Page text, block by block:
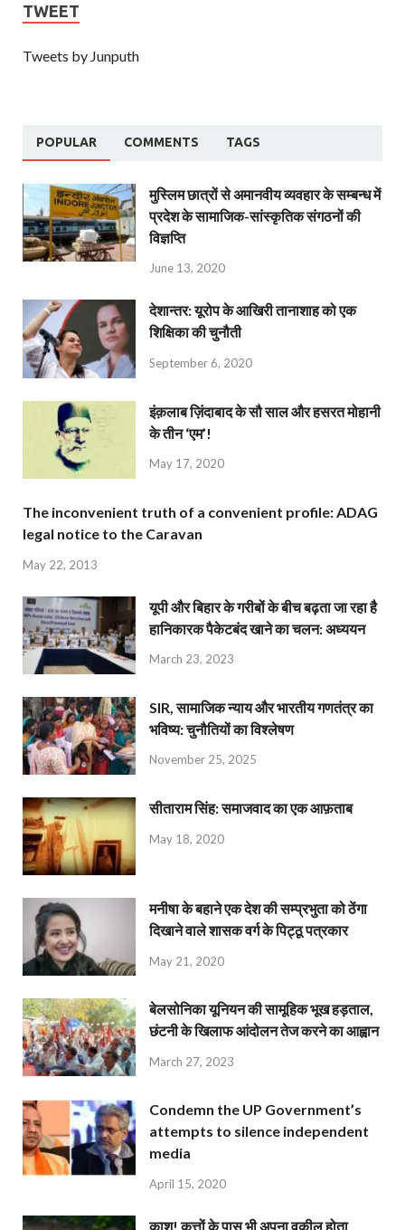
TWEET
Tweets by Junputh
POPULAR COMMENTS TAGS
मुस्लिम छात्रों से अमानवीय व्यवहार के सम्बन्ध में
प्रदेश के सामाजिक-सांस्कृतिक संगठनों की
विज्ञप्ति
June 13, 2020
देशान्‍तर: यूरोप के आखिरी तानाशाह को एक
शिक्षिका की चुनौती
September 6, 2020
इंक़लाब ज़िंदाबाद के सौ साल और हसरत मोहानी
के तीन ‘एम’!
May 17, 2020
The inconvenient truth of a convenient profile: ADAG
legal notice to the Caravan
May 22, 2013
यूपी और बिहार के गरीबों के बीच बढ़ता जा रहा है
हानिकारक पैकेटबंद खाने का चलन: अध्ययन
March 23, 2023
SIR, सामाजिक न्याय और भारतीय गणतंत्र का
भविष्य: चुनौतियों का विश्लेषण
November 25, 2025
सीताराम सिंह: समाजवाद का एक आफ़ताब
May 18, 2020
मनीषा के बहाने एक देश की सम्प्रभुता को ठेंगा
दिखाने वाले शासक वर्ग के पिट्ठू पत्रकार
May 21, 2020
बेलसोनिका यूनियन की सामूहिक भूख हड़ताल,
छंटनी के खिलाफ आंदोलन तेज करने का आह्वान
March 27, 2023
Condemn the UP Government’s
attempts to silence independent
media
April 15, 2020
काश! कुत्तों के पास भी अपना वकील होता…